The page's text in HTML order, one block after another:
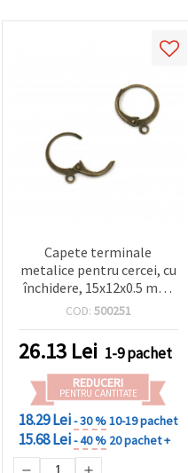
Capete terminale
metalice pentru cercei, cu
închidere, 15x12x0.5 mm,
orificiu 2 mm, culoare
COD: 500251
26.13 Lei 1-9 pachet
REDUCERI
PENTRU CANTITATE
18.29 Lei- 30 %10-19 pachet
15.68 Lei- 40 % 20 pachet +